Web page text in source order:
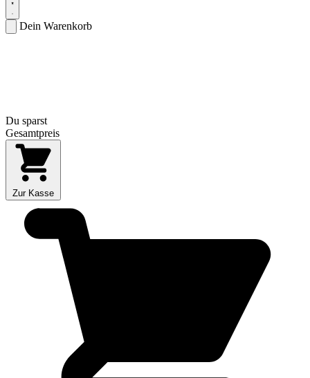
Dein Warenkorb
Du sparst
Gesamtpreis
Zur Kasse